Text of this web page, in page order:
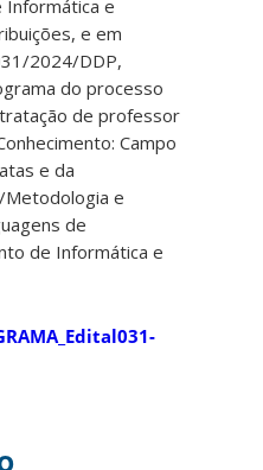
Informática e
e em
2024/DDP,
do processo
de professor
Campo
e da
Metodologia e
de
de Informática e